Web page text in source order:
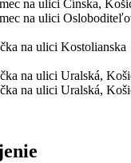
na ulici Čínska,
na ulici
na ulici Kostolianska
na ulici Uralská,
na ulici Uralská,